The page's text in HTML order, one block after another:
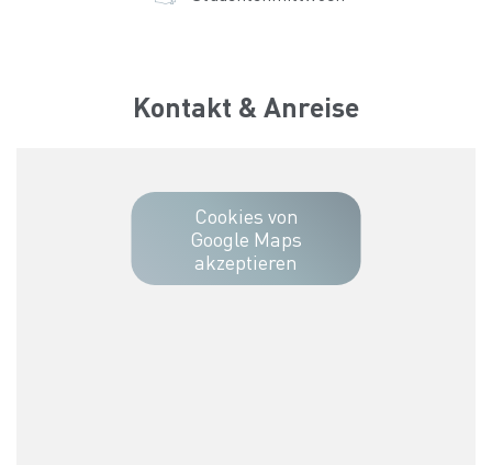
Kontakt & Anreise
Cookies von
Google Maps
akzeptieren